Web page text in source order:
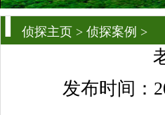
侦探主页 > 侦探案例 >
发布时间：